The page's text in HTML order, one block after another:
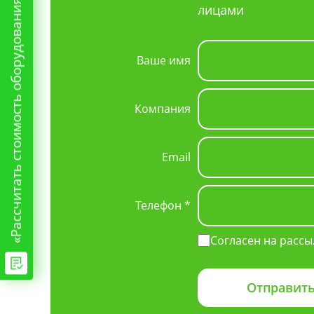
лицами
Ваше имя
Компания
Email
Телефон *
Согласен на
«Рассчитать стоимость оборудования»